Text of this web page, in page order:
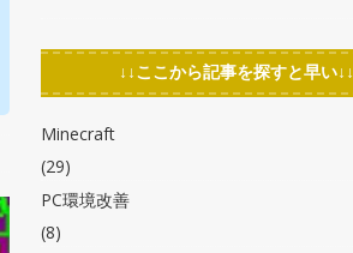
↓↓ここから記事を探すと早い↓↓
Minecraft
(29)
PC環境改善
(8)